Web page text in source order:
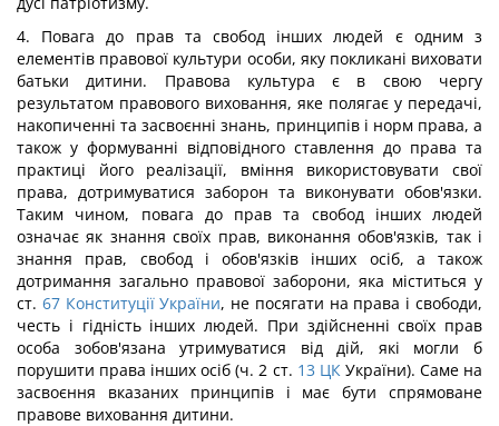
4. Повага до прав та свобод інших людей є одним з
елементів правової культури особи, яку покликані виховати
батьки дитини. Правова культура є в свою чергу
результатом правового виховання, яке полягає у передачі,
накопиченні та засвоєнні знань, принципів і норм права, а
також у формуванні відповідного ставлення до права та
практиці його реалізації, вміння використовувати свої
права, дотримуватися заборон та виконувати обов'язки.
Таким чином, повага до прав та свобод інших людей
означає як знання своїх прав, виконання обов'язків, так і
знання прав, свобод і обов'язків інших осіб, а також
дотримання загально правової заборони, яка міститься у
ст. 67 Конституції України, не посягати на права і свободи,
честь і гідність інших людей. При здійсненні своїх прав
особа зобов'язана утримуватися від дій, які могли б
порушити права інших осіб (ч. 2 ст. 13 ЦКУкраїни). Саме на
засвоєння вказаних принципів і має бути спрямоване
правове виховання дитини.